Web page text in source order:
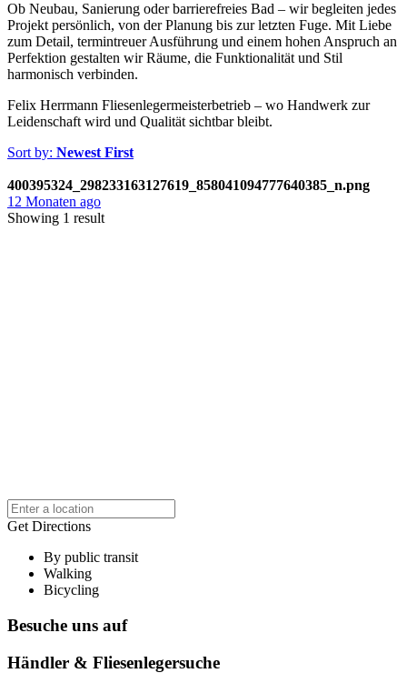
Ob Neubau, Sanierung oder barrierefreies Bad – wir begleiten jedes
Projekt persönlich, von der Planung bis zur letzten Fuge. Mit Liebe
zum Detail, termintreuer Ausführung und einem hohen Anspruch an
Perfektion gestalten wir Räume, die Funktionalität und Stil
harmonisch verbinden.
Felix Herrmann Fliesenlegermeisterbetrieb – wo Handwerk zur
Leidenschaft wird und Qualität sichtbar bleibt.
Sort by: Newest First
400395324_298233163127619_858041094777640385_n.png
12 Monaten ago
Showing 1 result
Get Directions
By public transit
Walking
Bicycling
Besuche uns auf
Händler & Fliesenlegersuche